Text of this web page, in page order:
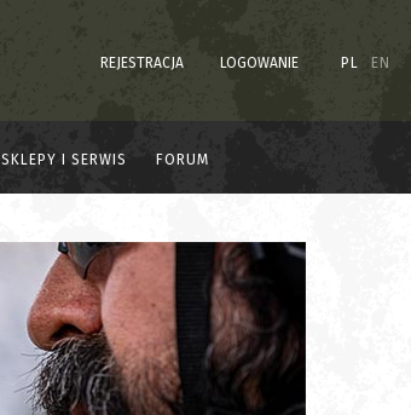
REJESTRACJA LOGOWANIE PL EN
SKLEPY I SERWIS FORUM